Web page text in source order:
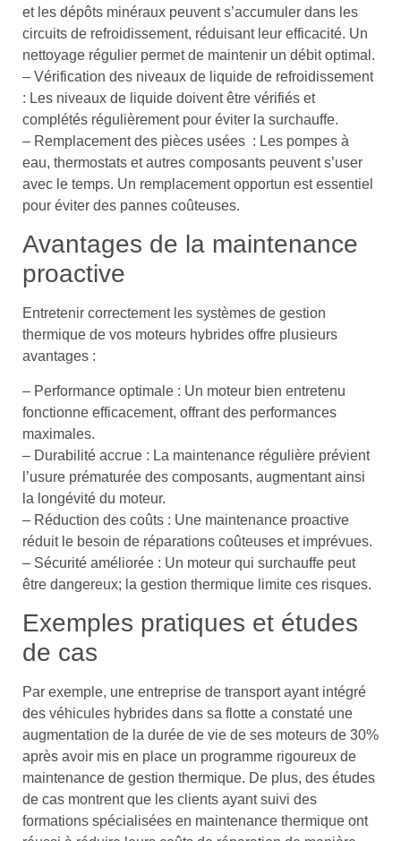
et les dépôts minéraux peuvent s’accumuler dans les
circuits de refroidissement, réduisant leur efficacité. Un
nettoyage régulier permet de maintenir un débit optimal.
– Vérification des niveaux de liquide de refroidissement
: Les niveaux de liquide doivent être vérifiés et
complétés régulièrement pour éviter la surchauffe.
– Remplacement des pièces usées : Les pompes à
eau, thermostats et autres composants peuvent s’user
avec le temps. Un remplacement opportun est essentiel
pour éviter des pannes coûteuses.
Avantages de la maintenance
proactive
Entretenir correctement les systèmes de gestion
thermique de vos moteurs hybrides offre plusieurs
avantages :
– Performance optimale : Un moteur bien entretenu
fonctionne efficacement, offrant des performances
maximales.
– Durabilité accrue : La maintenance régulière prévient
l’usure prématurée des composants, augmentant ainsi
la longévité du moteur.
– Réduction des coûts : Une maintenance proactive
réduit le besoin de réparations coûteuses et imprévues.
– Sécurité améliorée : Un moteur qui surchauffe peut
être dangereux; la gestion thermique limite ces risques.
Exemples pratiques et études
de cas
Par exemple, une entreprise de transport ayant intégré
des véhicules hybrides dans sa flotte a constaté une
augmentation de la durée de vie de ses moteurs de 30%
après avoir mis en place un programme rigoureux de
maintenance de gestion thermique. De plus, des études
de cas montrent que les clients ayant suivi des
formations spécialisées en maintenance thermique ont